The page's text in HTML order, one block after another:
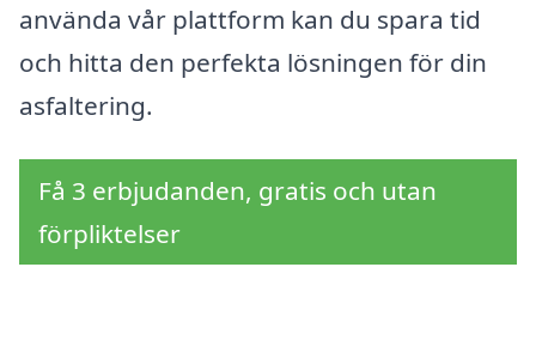
använda vår plattform kan du spara tid
och hitta den perfekta lösningen för din
asfaltering.
Få 3 erbjudanden, gratis och utan
förpliktelser